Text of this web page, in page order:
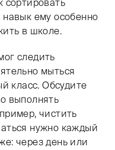
сортировать
ему особенно
в школе.
следить
мыться
класс. Обсудите
выполнять
чистить
нужно каждый
через день или